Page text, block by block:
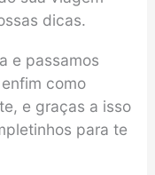
dicas.
e passamos
como
e graças a isso
para te